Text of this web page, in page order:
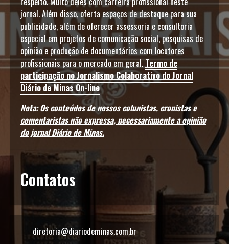
jornal. Além disso, oferta espaços de destaque para sua
publicidade, além de oferecer assessoria e consultoria
especial em projetos de comunicação social, pesquisas de
opinião e produção de documentários com locutores
profissionais para o mercado em geral.Termo de
participação no Jornalismo Colaborativo do Jornal
Diário de Minas On-line
Nota: Os conteúdos de nossos colunistas, cronistas e
comentaristas não expressa, necessariamente a opinião
do jornal Diário de Minas.
Contatos
diretoria@diariodeminas.com.br